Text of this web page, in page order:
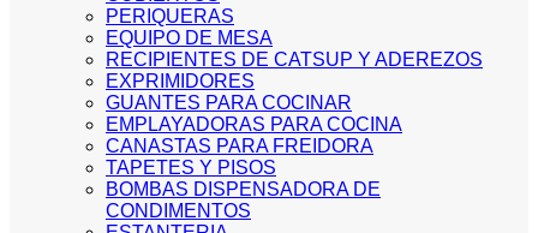
PERIQUERAS
EQUIPO DE MESA
RECIPIENTES DE CATSUP Y ADEREZOS
EXPRIMIDORES
GUANTES PARA COCINAR
EMPLAYADORAS PARA COCINA
CANASTAS PARA FREIDORA
TAPETES Y PISOS
BOMBAS DISPENSADORA DE
CONDIMENTOS